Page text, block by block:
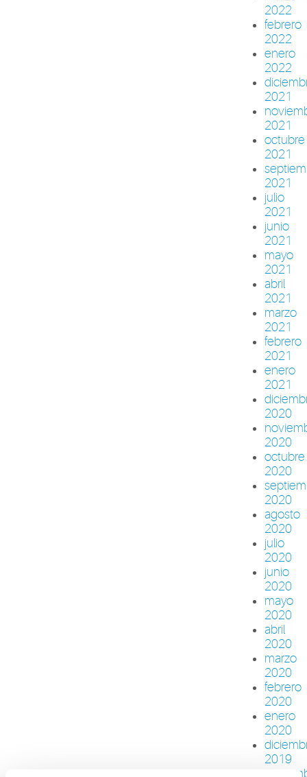
2022
febrero
2022
enero
2022
2021
2021
octubre
2021
2021
julio
2021
junio
2021
mayo
2021
abril
2021
marzo
2021
febrero
2021
enero
2021
2020
2020
octubre
2020
2020
agosto
2020
julio
2020
junio
2020
mayo
2020
abril
2020
marzo
2020
febrero
2020
enero
2020
2019